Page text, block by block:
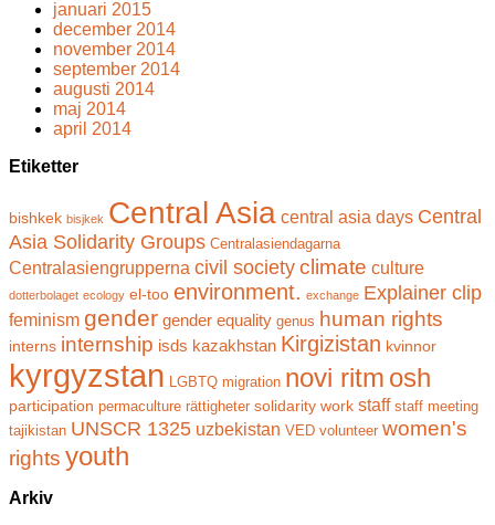
januari 2015
december 2014
november 2014
september 2014
augusti 2014
maj 2014
april 2014
Etiketter
bishkek bisjkek Central Asia central asia days Central
Asia Solidarity Groups Centralasiendagarna
Centralasiengrupperna civil society climate culture
dotterbolaget ecology el-too environment. exchange Explainer clip
feminism gender gender equality genus human rights
interns internship isds kazakhstan Kirgizistan kvinnor
kyrgyzstan LGBTQ migration novi ritm osh
participation permaculture rättigheter solidarity work staff staff meeting
tajikistan UNSCR 1325 uzbekistan VED volunteer women's
rights youth
Arkiv